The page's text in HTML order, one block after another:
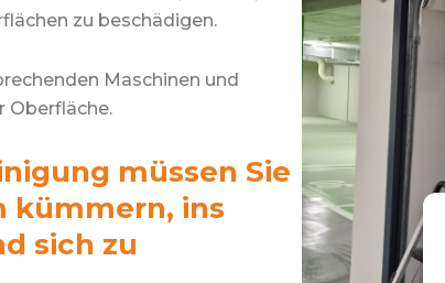
zu beschädigen.
Maschinen und
Oberfläche.
müssen Sie
kümmern, ins
sich zu